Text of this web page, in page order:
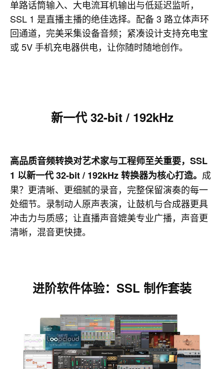
单路话筒输入、大电流耳机输出与低延迟监听，
SSL 1 是直播主播的绝佳选择。配备 3 路立体声环
回通道，完美采集设备音频；紧凑设计支持充电宝
或 5V 手机充电器供电，让你随时随地创作。
新一代 32-bit / 192kHz
高品质音频转换对艺术家与工程师至关重要，SSL
1 以新一代 32-bit / 192kHz 转换器为核心打造。 成
果？更清晰、更细腻的录音，完整保留演奏的每一
处细节。录制动人原声表演，让鼓机与合成器更具
冲击力与质感；让直播声音媲美专业广播，声音更
清晰，混音更快捷。
进阶软件体验：SSL 制作套装